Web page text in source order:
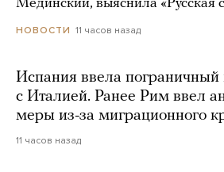
Мединский, выяснила «Русская
НОВОСТИ 11 часов назад
Испания ввела пограничный
с Италией. Ранее Рим ввел
меры из-за миграционного
11 часов назад